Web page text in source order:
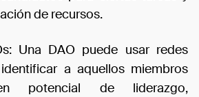
de recursos.
Una DAO puede usar redes
a aquellos miembros
potencial de liderazgo,